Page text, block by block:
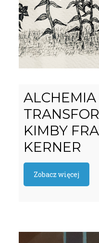
ALCHEMIA
KIMBY
KERNER
Zobacz więcej